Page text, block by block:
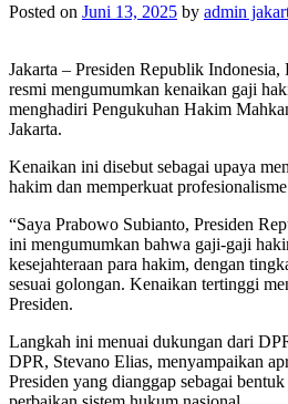
Posted on Juni 13, 2025 by admin
Jakarta – Presiden Republik Indonesia,
resmi mengumumkan kenaikan gaji
menghadiri Pengukuhan Hakim
Jakarta.
Kenaikan ini disebut sebagai upaya
hakim dan memperkuat
“Saya Prabowo Subianto, Presiden
ini mengumumkan bahwa gaji-gaji
kesejahteraan para hakim, dengan
sesuai golongan. Kenaikan tertinggi
Presiden.
Langkah ini menuai dukungan dari
DPR, Stevano Elias, menyampaikan
Presiden yang dianggap sebagai